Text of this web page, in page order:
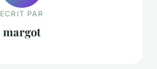
ECRIT PAR
margot